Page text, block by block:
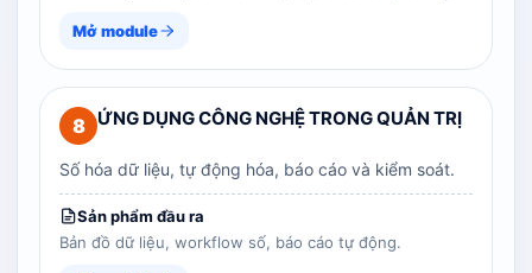
Mở module
8 ỨNG DỤNG CÔNG NGHỆ TRONG QUẢN TRỊ
Số hóa dữ liệu, tự động hóa, báo cáo và kiểm soát.
Sản phẩm đầu ra
Bản đồ dữ liệu, workflow số, báo cáo tự động.